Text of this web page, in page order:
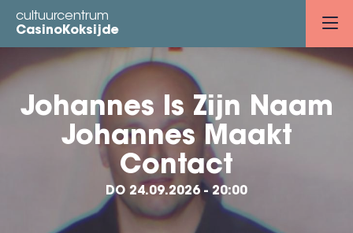
Overslaan
naar
inhoud
gaan
cultuurcentrum
CasinoKoksijde
Johannes Is Zijn Naam
Johannes Maakt
Contact
DO 24.09.2026 - 20:00